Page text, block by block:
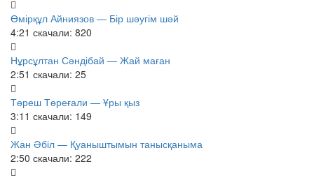
Өмірқұл Айниязов — Бір шәугім шәй
4:21 скачали: 820
Нұрсұлтан Сәндібай — Жай маған
2:51 скачали: 25
Төреш Төреғали — Ұры қыз
3:11 скачали: 149
Жан Әбіл — Қуаныштымын танысқаныма
2:50 скачали: 222